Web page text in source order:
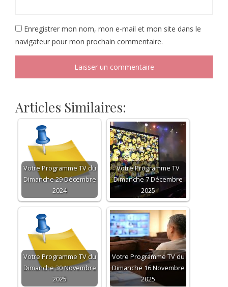
Enregistrer mon nom, mon e-mail et mon site dans le
navigateur pour mon prochain commentaire.
Articles Similaires:
Votre Programme TV du
Dimanche 29 Décembre
2024
Votre Programme TV
Dimanche 7 Décembre
2025
Votre Programme TV du
Dimanche 30 Novembre
2025
Votre Programme TV du
Dimanche 16 Novembre
2025